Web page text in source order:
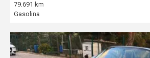
79.691 km
Gasolina